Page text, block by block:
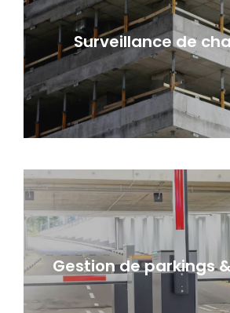
Surveillance de
Gestion de parkings